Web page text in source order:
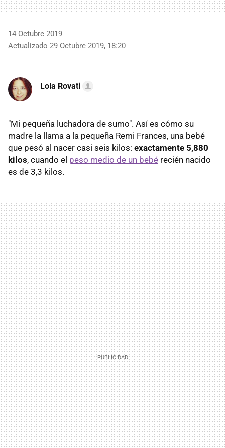
14 Octubre 2019
Actualizado 29 Octubre 2019, 18:20
Lola Rovati
"Mi pequeña luchadora de sumo". Así es cómo su
madre la llama a la pequeña Remi Frances, una bebé
que pesó al nacer casi seis kilos: exactamente 5,880
kilos, cuando el peso medio de un bebé recién nacido
es de 3,3 kilos.